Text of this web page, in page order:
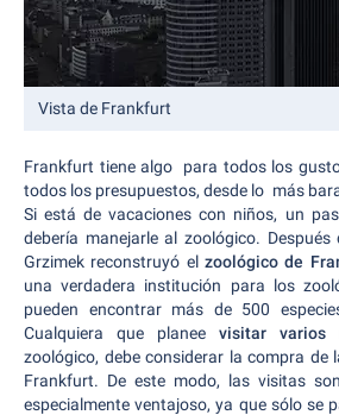
Vista de Frankfurt
Frankfurt tiene algo para todos los
todos los presupuestos, desde lo más
Si está de vacaciones con niños, un
debería manejarle al zoológico.
Grzimek reconstruyó elzoológico de
una verdadera institución para los
pueden encontrar más de 500
Cualquiera que planee visitar varios
zoológico, debe considerar la compra de
Frankfurt. De este modo, las visitas
especialmente ventajoso, ya que sólo se